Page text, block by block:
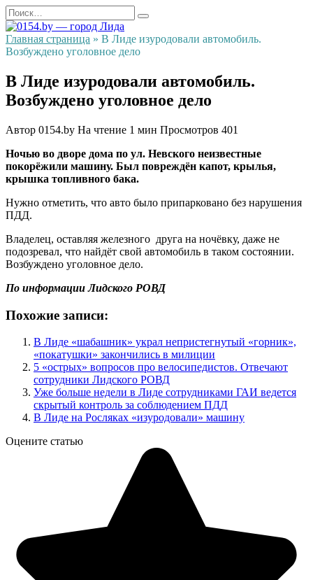
Перейти
к
содержанию
Search
for:
Главная страница » В Лиде изуродовали автомобиль.
Возбуждено уголовное дело
В Лиде изуродовали автомобиль.
Возбуждено уголовное дело
Автор 0154.by На чтение 1 мин Просмотров 401
Ночью во дворе дома по ул. Невского неизвестные
покорёжили машину. Был повреждён капот, крылья,
крышка топливного бака.
Нужно отметить, что авто было припарковано без нарушения
ПДД.
Владелец, оставляя железного друга на ночёвку, даже не
подозревал, что найдёт свой автомобиль в таком состоянии.
Возбуждено уголовное дело.
По информации Лидского РОВД
Похожие записи:
В Лиде «шабашник» украл непристегнутый «горник»,
«покатушки» закончились в милиции
5 «острых» вопросов про велосипедистов. Отвечают
сотрудники Лидского РОВД
Уже больше недели в Лиде сотрудниками ГАИ ведется
скрытый контроль за соблюдением ПДД
В Лиде на Росляках «изуродовали» машину
Оцените статью